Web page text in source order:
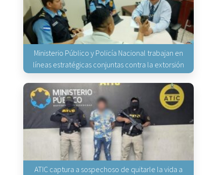
Ministerio Público y Policía Nacional trabajan en
líneas estratégicas conjuntas contra la extorsión
ATIC captura a sospechoso de quitarle la vida a